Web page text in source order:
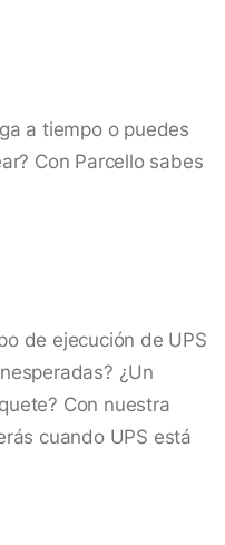
a tiempo o puedes
Con Parcello sabes
de ejecución de UPS
¿Un
Con nuestra
cuando UPS está